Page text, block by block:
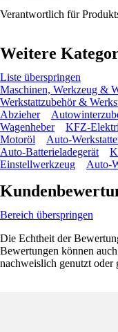
Verantwortlich für
Weitere
Liste überspringen
Maschinen, Werkzeug &
Werkstattzubehör &
Abzieher
Wagenheber
KFZ-
Motoröl
Auto-
Auto-Batterieladegerät
Einstellwerkzeug
Auto-
Bereich überspringen
Die Echtheit der
Bewertungen können
nachweislich genutzt oder